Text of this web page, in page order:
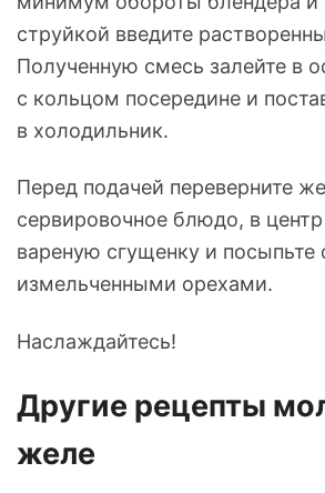
струйкой введите
Полученную смесь залейте в
с кольцом посередине и
в холодильник.
Перед подачей переверните
сервировочное блюдо, в центр
вареную сгущенку и посыпьте
измельченными орехами.
Наслаждайтесь!
Другие рецепты
желе